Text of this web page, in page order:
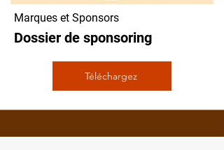
Marques et Sponsors
Dossier de sponsoring
Téléchargez